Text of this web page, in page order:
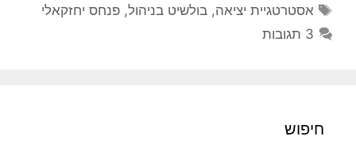
תגיות
אסטרטגיית יציאה,בולשיט בניהול,פנחס יחזקאלי
3 תגובות
חיפוש